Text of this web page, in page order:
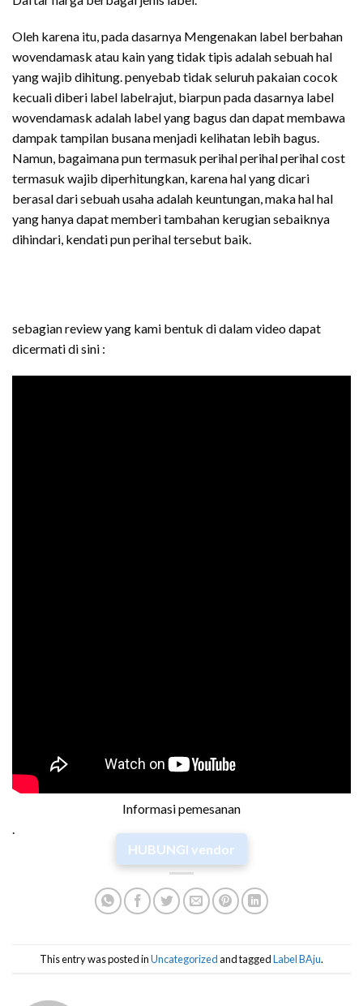
Oleh karena itu, pada dasarnya Mengenakan label berbahan
wovendamask atau kain yang tidak tipis adalah sebuah hal
yang wajib dihitung. penyebab tidak seluruh pakaian cocok
kecuali diberi label labelrajut, biarpun pada dasarnya label
wovendamask adalah label yang bagus dan dapat membawa
dampak tampilan busana menjadi kelihatan lebih bagus.
Namun, bagaimana pun termasuk perihal perihal perihal cost
termasuk wajib diperhitungkan, karena hal yang dicari
berasal dari sebuah usaha adalah keuntungan, maka hal hal
yang hanya dapat memberi tambahan kerugian sebaiknya
dihindari, kendati pun perihal tersebut baik.
sebagian review yang kami bentuk di dalam video dapat
dicermati di sini :
Informasi pemesanan
.
HUBUNGI vendor
This entry was posted inUncategorizedand taggedLabel BAju.